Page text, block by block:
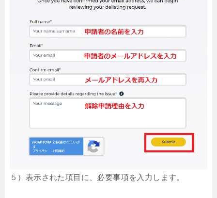
５）表示された項目に、必要事項を入力します。